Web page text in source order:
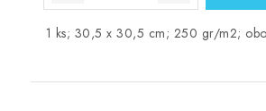
1 ks; 30,5 x 30,5 cm; 250 gr/m2;